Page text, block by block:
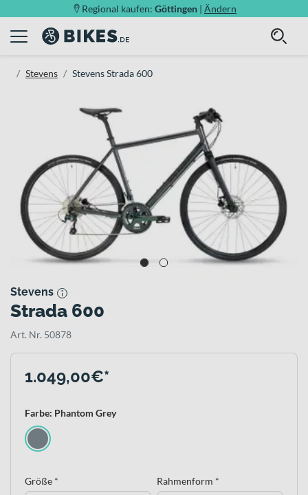
Regional kaufen: Göttingen | Ändern
Stevens Stevens Strada 600
Stevens
Strada 600
Art. Nr. 50878
1.049,00€*
Farbe: Phantom Grey
Größe * Rahmenform *